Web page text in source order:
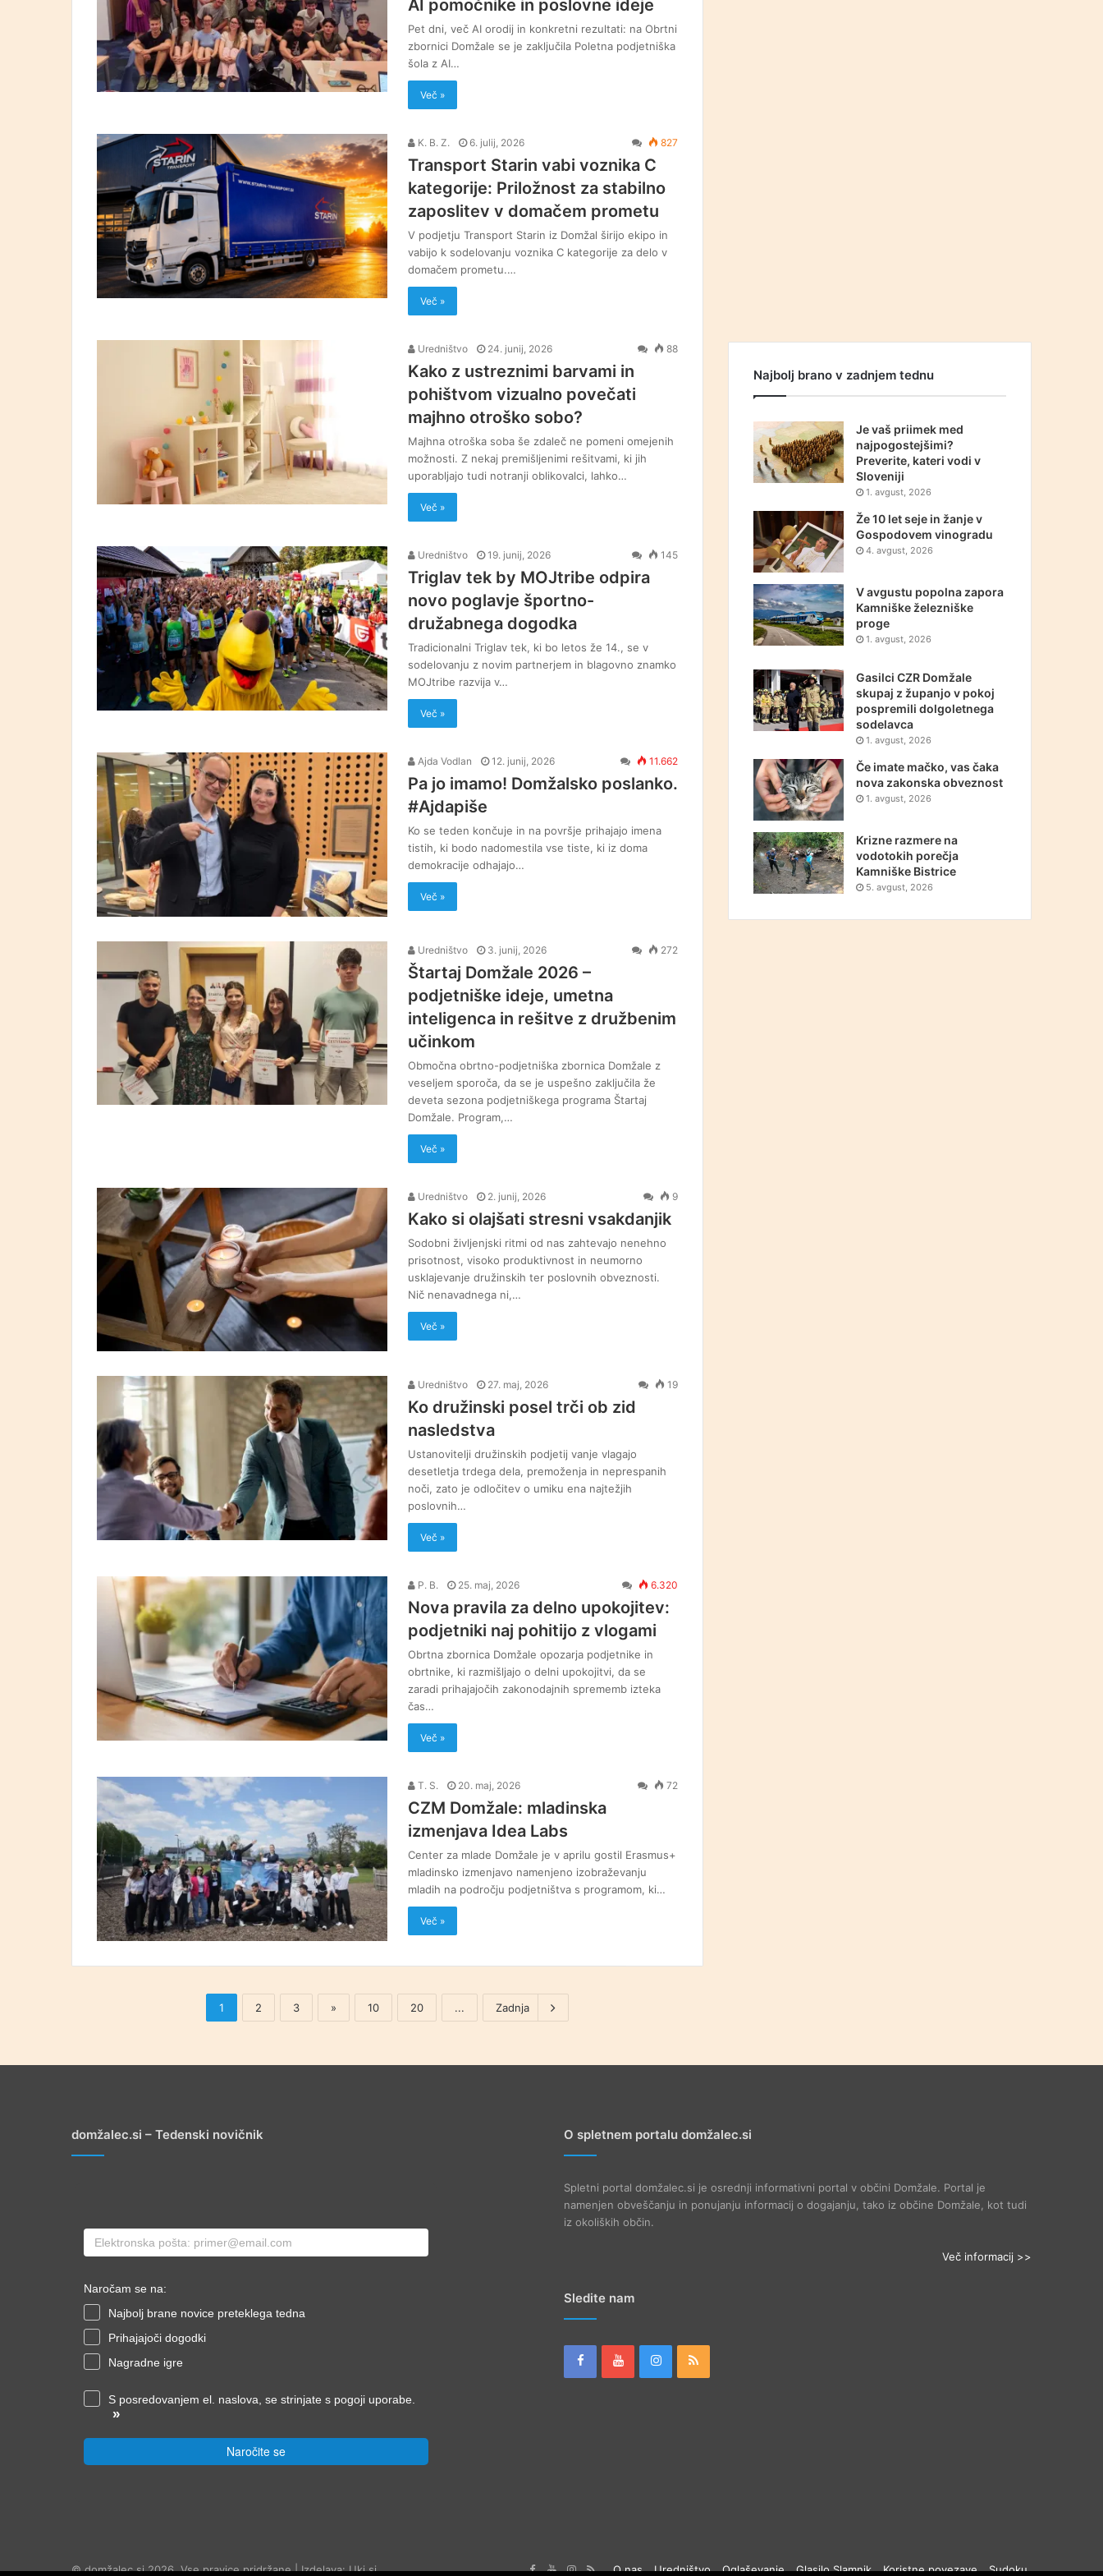
AI pomočnike in poslovne ideje
Pet dni, več AI orodij in konkretni rezultati: na Obrtni
zbornici Domžale se je zaključila Poletna podjetniška
šola z AI…
Več »
K. B. Z. 6. julij, 2026 827
Transport Starin vabi voznika C
kategorije: Priložnost za stabilno
zaposlitev v domačem prometu
V podjetju Transport Starin iz Domžal širijo ekipo in
vabijo k sodelovanju voznika C kategorije za delo v
domačem prometu.…
Več »
Uredništvo 24. junij, 2026 88
Kako z ustreznimi barvami in
pohištvom vizualno povečati
majhno otroško sobo?
Majhna otroška soba še zdaleč ne pomeni omejenih
možnosti. Z nekaj premišljenimi rešitvami, ki jih
uporabljajo tudi notranji oblikovalci, lahko…
Več »
Uredništvo 19. junij, 2026 145
Triglav tek by MOJtribe odpira
novo poglavje športno-
družabnega dogodka
Tradicionalni Triglav tek, ki bo letos že 14., se v
sodelovanju z novim partnerjem in blagovno znamko
MOJtribe razvija v…
Več »
Ajda Vodlan 12. junij, 2026 11.662
Pa jo imamo! Domžalsko poslanko.
#Ajdapiše
Ko se teden končuje in na površje prihajajo imena
tistih, ki bodo nadomestila vse tiste, ki iz doma
demokracije odhajajo…
Več »
Uredništvo 3. junij, 2026 272
Štartaj Domžale 2026 –
podjetniške ideje, umetna
inteligenca in rešitve z družbenim
učinkom
Območna obrtno-podjetniška zbornica Domžale z
veseljem sporoča, da se je uspešno zaključila že
deveta sezona podjetniškega programa Štartaj
Domžale. Program,…
Več »
Uredništvo 2. junij, 2026 9
Kako si olajšati stresni vsakdanjik
Sodobni življenjski ritmi od nas zahtevajo nenehno
prisotnost, visoko produktivnost in neumorno
usklajevanje družinskih ter poslovnih obveznosti.
Nič nenavadnega ni,…
Več »
Uredništvo 27. maj, 2026 19
Ko družinski posel trči ob zid
nasledstva
Ustanovitelji družinskih podjetij vanje vlagajo
desetletja trdega dela, premoženja in neprespanih
noči, zato je odločitev o umiku ena najtežjih
poslovnih…
Več »
P. B. 25. maj, 2026 6.320
Nova pravila za delno upokojitev:
podjetniki naj pohitijo z vlogami
Obrtna zbornica Domžale opozarja podjetnike in
obrtnike, ki razmišljajo o delni upokojitvi, da se
zaradi prihajajočih zakonodajnih sprememb izteka
čas…
Več »
T. S. 20. maj, 2026 72
CZM Domžale: mladinska
izmenjava Idea Labs
Center za mlade Domžale je v aprilu gostil Erasmus+
mladinsko izmenjavo namenjeno izobraževanju
mladih na področju podjetništva s programom, ki…
Več »
1 2 3 » 10 20 ... Zadnja
Najbolj brano v zadnjem tednu
Je vaš priimek med
najpogostejšimi?
Preverite, kateri vodi v
Sloveniji
1. avgust, 2026
Že 10 let seje in žanje v
Gospodovem vinogradu
4. avgust, 2026
V avgustu popolna zapora
Kamniške železniške
proge
1. avgust, 2026
Gasilci CZR Domžale
skupaj z županjo v pokoj
pospremili dolgoletnega
sodelavca
1. avgust, 2026
Če imate mačko, vas čaka
nova zakonska obveznost
1. avgust, 2026
Krizne razmere na
vodotokih porečja
Kamniške Bistrice
5. avgust, 2026
domžalec.si – Tedenski novičnik
Naročam se na:
Najbolj brane novice preteklega tedna
Prihajajoči dogodki
Nagradne igre
S posredovanjem el. naslova, se strinjate s pogoji uporabe.
»
Naročite se
O spletnem portalu domžalec.si
Spletni portal domžalec.si je osrednji informativni portal v občini Domžale. Portal je
namenjen obveščanju in ponujanju informacij o dogajanju, tako iz občine Domžale, kot tudi
iz okoliških občin.
Več informacij >>
Sledite nam
© domžalec.si 2026, Vse pravice pridržane | Izdelava: Uki.si O nas Uredništvo Oglaševanje Glasilo Slamnik Koristne povezave Sudoku